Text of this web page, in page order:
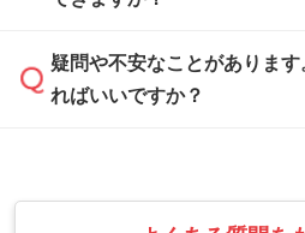
などを、印刷に適したベク
・フルカラーデータを1色に
す。
本体色がナチュラルなど淡
っきりと目立たせたいとき
らかい雰囲気にしたいとき
また、お選びいただいた印
ない場合や仕上がりに影響
速やかに対応いたします。
お手数をお掛けいたします
フまでご連絡ください。商
・お届け時に商品が損傷・
疑問や不安なことがありま
ればいいですか？
業日以内に担当スタッフよ
いたします。